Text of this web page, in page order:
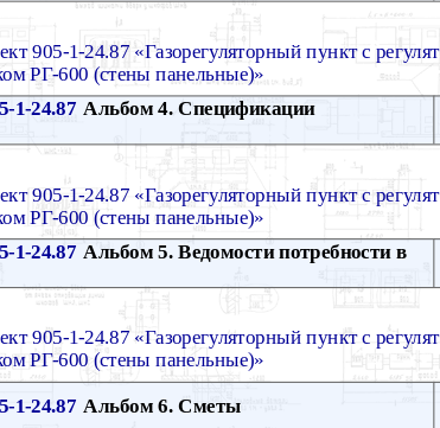
905-1-24.87 «Газорегуляторный пункт с
РГ-600 (стены панельные)»
1-24.87 Альбом 4. Спецификации
905-1-24.87 «Газорегуляторный пункт с
РГ-600 (стены панельные)»
1-24.87 Альбом 5. Ведомости потребности в
905-1-24.87 «Газорегуляторный пункт с
РГ-600 (стены панельные)»
1-24.87 Альбом 6. Сметы